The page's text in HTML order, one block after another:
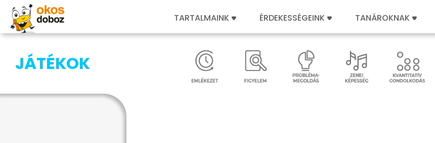
TARTALMAINK ÉRDEKESSÉGEINK TANÁROKNAK
JÁTÉKOK